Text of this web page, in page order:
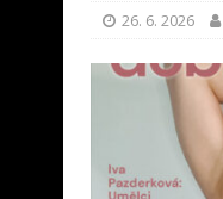
26. 6. 2026